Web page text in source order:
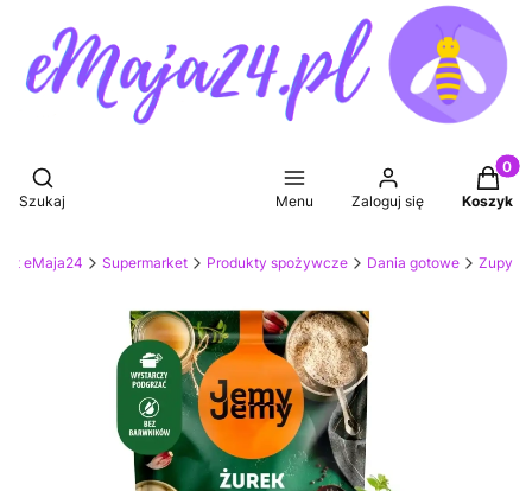
Otwórz wyszukiwarkę
Szukaj Menu Zaloguj się Koszyk
eMaja24 Supermarket Produkty spożywcze Dania gotowe Zupy